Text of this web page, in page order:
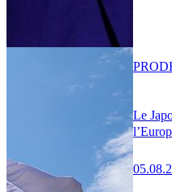
Le
PRO